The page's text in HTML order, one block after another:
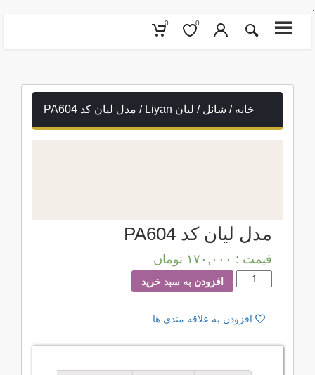
0
0
خانه/ شانل / لیان Liyan / مدل لیان کد PA604
مدل لیان کد PA604
قیمت : ۱۷۰,۰۰۰ تومان
مدل لیان کد PA604 عدد افزودن به سبد خرید
افزودن به علاقه مندی ها